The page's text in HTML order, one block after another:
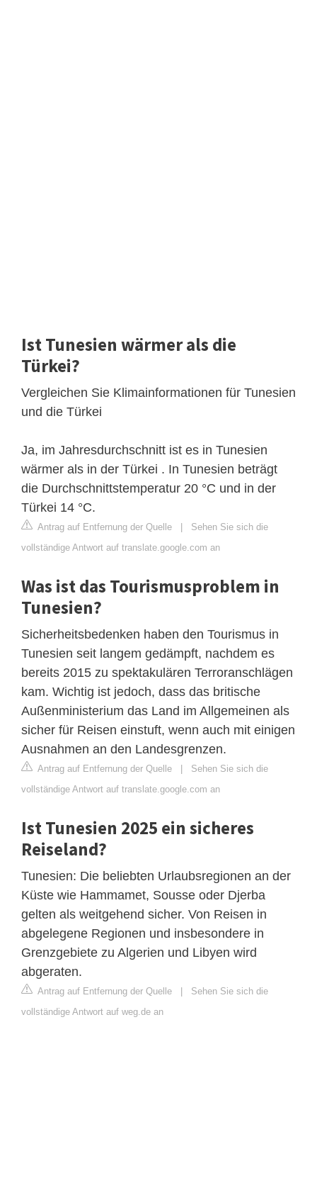
Ist Tunesien wärmer als die
Türkei?
Vergleichen Sie Klimainformationen für Tunesien
und die Türkei
Ja, im Jahresdurchschnitt ist es in Tunesien
wärmer als in der Türkei . In Tunesien beträgt
die Durchschnittstemperatur 20 °C und in der
Türkei 14 °C.
Antrag auf Entfernung der Quelle | Sehen Sie sich die
vollständige Antwort auf translate.google.com an
Was ist das Tourismusproblem in
Tunesien?
Sicherheitsbedenken haben den Tourismus in
Tunesien seit langem gedämpft, nachdem es
bereits 2015 zu spektakulären Terroranschlägen
kam. Wichtig ist jedoch, dass das britische
Außenministerium das Land im Allgemeinen als
sicher für Reisen einstuft, wenn auch mit einigen
Ausnahmen an den Landesgrenzen.
Antrag auf Entfernung der Quelle | Sehen Sie sich die
vollständige Antwort auf translate.google.com an
Ist Tunesien 2025 ein sicheres
Reiseland?
Tunesien: Die beliebten Urlaubsregionen an der
Küste wie Hammamet, Sousse oder Djerba
gelten als weitgehend sicher. Von Reisen in
abgelegene Regionen und insbesondere in
Grenzgebiete zu Algerien und Libyen wird
abgeraten.
Antrag auf Entfernung der Quelle | Sehen Sie sich die
vollständige Antwort auf weg.de an